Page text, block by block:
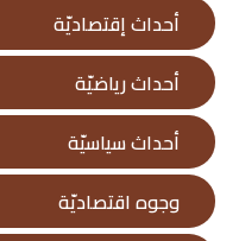
أحداث إقتصاديّة
أحداث رياضيّة
أحداث سياسيّة
وجوه اقتصاديّة